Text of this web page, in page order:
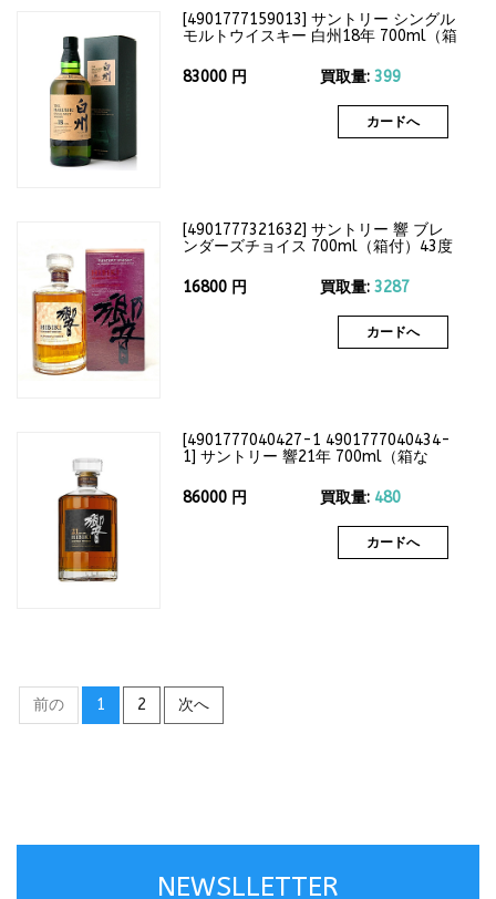
[4901777159013] サントリー シングル
モルトウイスキー 白州18年 700ml（箱
83000 円 買取量: 399
カードへ
[4901777321632] サントリー 響 ブレ
ンダーズチョイス 700ml（箱付）43度
16800 円 買取量: 3287
カードへ
[4901777040427-1 4901777040434-
1] サントリー 響21年 700ml（箱な
86000 円 買取量: 480
カードへ
前の 1 2 次へ
NEWSLLETTER